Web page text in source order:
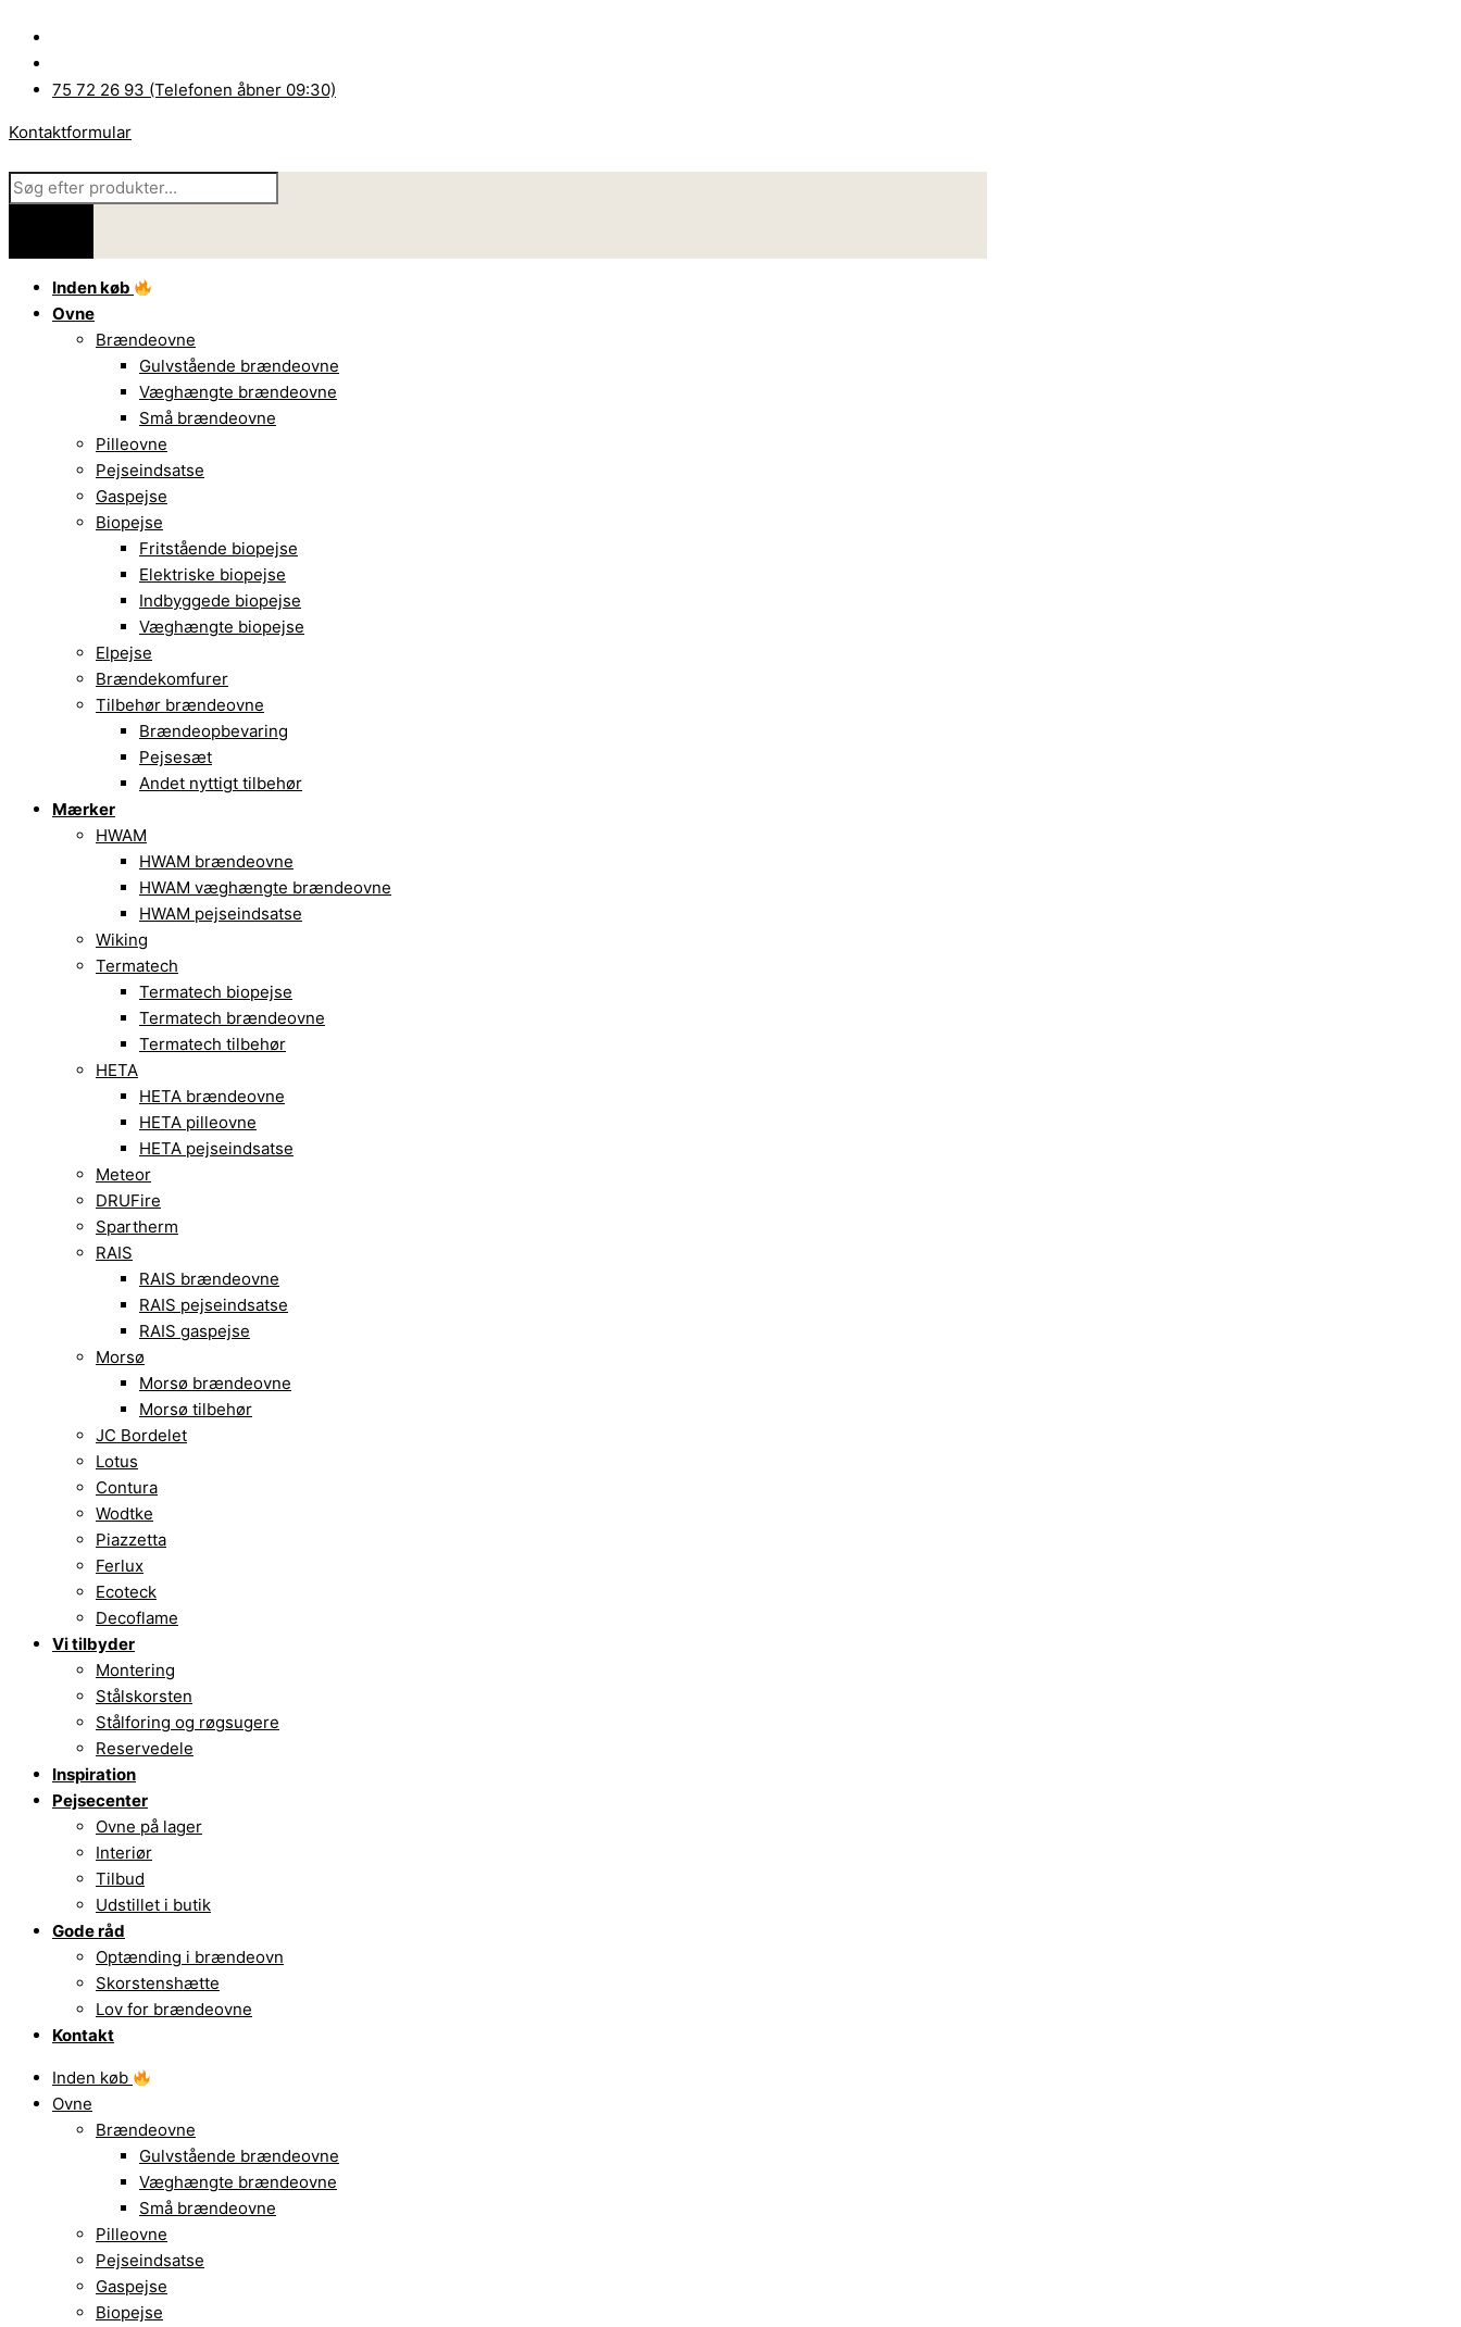
indholdet
75 72 26 93 (Telefonen åbner 09:30)
Kontaktformular
search
Inden køb
Ovne
Brændeovne
Gulvstående brændeovne
Væghængte brændeovne
Små brændeovne
Pilleovne
Pejseindsatse
Gaspejse
Biopejse
Fritstående biopejse
Elektriske biopejse
Indbyggede biopejse
Væghængte biopejse
Elpejse
Brændekomfurer
Tilbehør brændeovne
Brændeopbevaring
Pejsesæt
Andet nyttigt tilbehør
Mærker
HWAM
HWAM brændeovne
HWAM væghængte brændeovne
HWAM pejseindsatse
Wiking
Termatech
Termatech biopejse
Termatech brændeovne
Termatech tilbehør
HETA
HETA brændeovne
HETA pilleovne
HETA pejseindsatse
Meteor
DRUFire
Spartherm
RAIS
RAIS brændeovne
RAIS pejseindsatse
RAIS gaspejse
Morsø
Morsø brændeovne
Morsø tilbehør
JC Bordelet
Lotus
Contura
Wodtke
Piazzetta
Ferlux
Ecoteck
Decoflame
Vi tilbyder
Montering
Stålskorsten
Stålforing og røgsugere
Reservedele
Inspiration
Pejsecenter
Ovne på lager
Interiør
Tilbud
Udstillet i butik
Gode råd
Optænding i brændeovn
Skorstenshætte
Lov for brændeovne
Kontakt
Inden køb
Ovne
Brændeovne
Gulvstående brændeovne
Væghængte brændeovne
Små brændeovne
Pilleovne
Pejseindsatse
Gaspejse
Biopejse
search